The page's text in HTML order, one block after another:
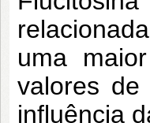
uma
valores
influência